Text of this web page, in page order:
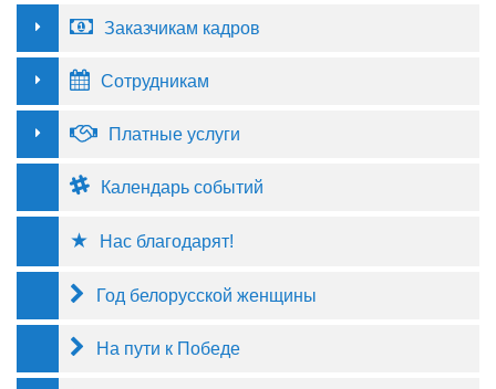
Заказчикам кадров
Сотрудникам
Платные услуги
Календарь событий
Нас благодарят!
Год белорусской женщины
На пути к Победе